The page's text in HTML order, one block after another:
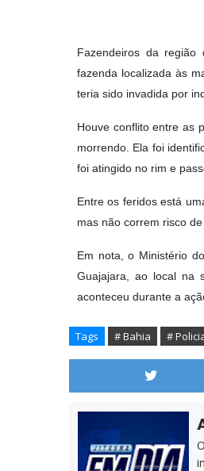
Fazendeiros da região
fazenda localizada às
teria sido invadida por
Houve conflito entre as
morrendo. Ela foi
foi atingido no rim e
Entre os feridos está
mas não correm risco
Em nota, o Ministério
Guajajara, ao local na
aconteceu durante a
Tags # Bahia #